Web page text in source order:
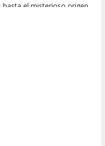
el misterioso origen
te arranca carcajadas
reflexionar. Porque a
valiente, quienes
y quienes están hartos
incómodas, chistes
técnica terapéutica